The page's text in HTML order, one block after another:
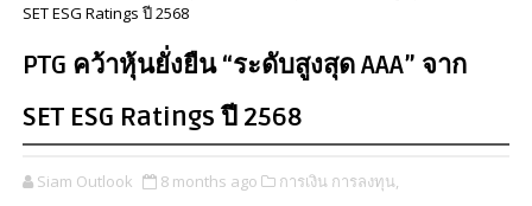
SET ESG Ratings ปี 2568
PTG คว้าหุ้นยั่งยืน “ระดับสูงสุด AAA” จาก
SET ESG Ratings ปี 2568
Siam Outlook 8 months ago การเงิน การลงทุน,